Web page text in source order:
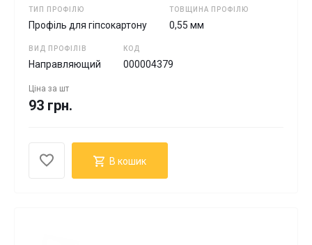
ТИП ПРОФІЛЮ
Профіль для гіпсокартону
ТОВЩИНА ПРОФІЛЮ
0,55 мм
ВИД ПРОФІЛІВ
Направляющий
КОД
000004379
Ціна за шт
93 грн.
В кошик